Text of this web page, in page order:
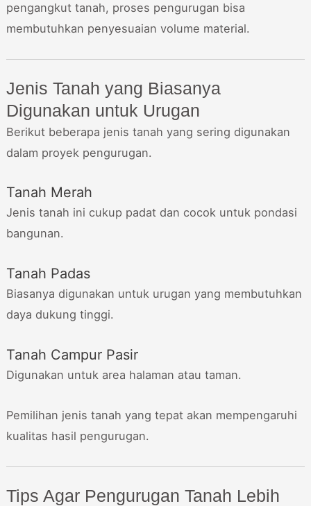
pengangkut tanah, proses pengurugan bisa
membutuhkan penyesuaian volume material.
Jenis Tanah yang Biasanya
Digunakan untuk Urugan
Berikut beberapa jenis tanah yang sering digunakan
dalam proyek pengurugan.
Tanah Merah
Jenis tanah ini cukup padat dan cocok untuk pondasi
bangunan.
Tanah Padas
Biasanya digunakan untuk urugan yang membutuhkan
daya dukung tinggi.
Tanah Campur Pasir
Digunakan untuk area halaman atau taman.
Pemilihan jenis tanah yang tepat akan mempengaruhi
kualitas hasil pengurugan.
Tips Agar Pengurugan Tanah Lebih